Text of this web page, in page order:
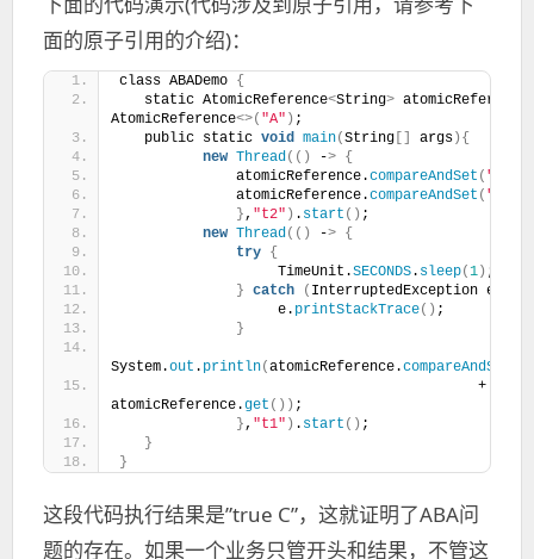
面的原子引用的介绍)：
class ABADemo {
   static AtomicReference
<String>
AtomicReference<>( "A" ) ;
   public static
void main(String args ){
new Thread(() -> {
              atomicReference.
compareAndSet ( "A"
              atomicReference.
compareAndSet ( "B"
}, "t2" ) . start () ;
new Thread(() -> {
try {
                   TimeUnit.
SECONDS. sleep(1 ) ;
} catch ( InterruptedException e
                   e.
printStackTrace() ;
}
System.out . println(atomicReference.compareAndSet
                                           +
atomicReference.get ()) ;
}, "t1" ) . start () ;
}
}
这段代码执行结果是”true C”，这就证明了ABA问
题的存在。如果一个业务只管开头和结果，不管这